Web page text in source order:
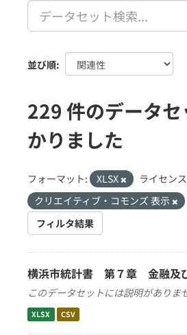
並び順
229 件のデータ
かりました
フォーマット: XLSX
ライセン
クリエイティブ・コモンズ 表示
フィルタ結果
横浜市統計書 第７章 金融及
このデータセットには説明がありま
XLSX CSV